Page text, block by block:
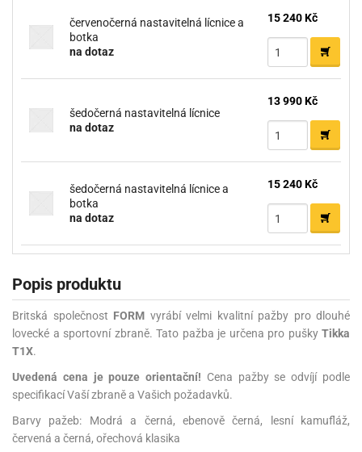
červenočerná nastavitelná lícnice a
botka
na dotaz
15 240 Kč
šedočerná nastavitelná lícnice
na dotaz
13 990 Kč
šedočerná nastavitelná lícnice a
botka
na dotaz
15 240 Kč
Popis produktu
Britská společnost FORM vyrábí velmi kvalitní pažby pro dlouhé
lovecké a sportovní zbraně. Tato pažba je určena pro pušky Tikka
T1X.
Uvedená cena je pouze orientační! Cena pažby se odvíjí podle
specifikací Vaší zbraně a Vašich požadavků.
Barvy pažeb: Modrá a černá, ebenově černá, lesní kamufláž,
červená a černá, ořechová klasika